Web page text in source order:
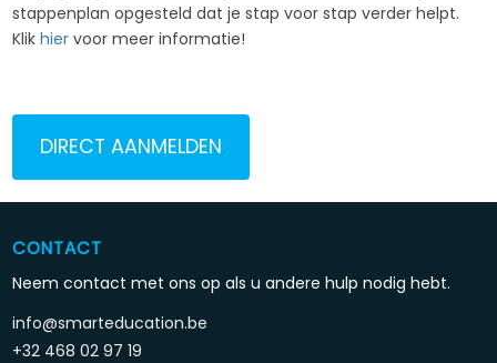
stappenplan opgesteld dat je stap voor stap verder helpt.
Klikhier voor meer informatie!
DIRECT AANMELDEN
CONTACT
Neem contact met ons op als u andere hulp nodig hebt.
info@smarteducation.be
+32 468 02 97 19